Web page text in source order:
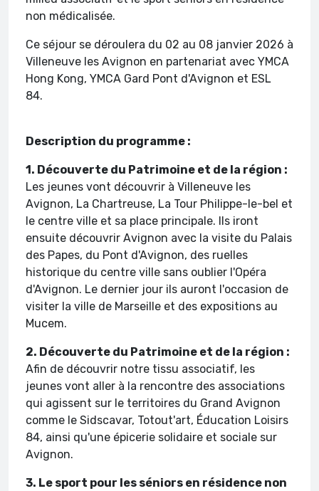
non médicalisée.
Ce séjour se déroulera du 02 au 08 janvier 2026 à
Villeneuve les Avignon en partenariat avec YMCA
Hong Kong, YMCA Gard Pont d'Avignon et ESL
84.
Description du programme :
1. Découverte du Patrimoine et de la région :
Les jeunes vont découvrir à Villeneuve les
Avignon, La Chartreuse, La Tour Philippe-le-bel et
le centre ville et sa place principale. Ils iront
ensuite découvrir Avignon avec la visite du Palais
des Papes, du Pont d'Avignon, des ruelles
historique du centre ville sans oublier l'Opéra
d'Avignon. Le dernier jour ils auront l'occasion de
visiter la ville de Marseille et des expositions au
Mucem.
2. Découverte du Patrimoine et de la région :
Afin de découvrir notre tissu associatif, les
jeunes vont aller à la rencontre des associations
qui agissent sur le territoires du Grand Avignon
comme le Sidscavar, Totout'art, Éducation Loisirs
84, ainsi qu'une épicerie solidaire et sociale sur
Avignon.
3. Le sport pour les séniors en résidence non